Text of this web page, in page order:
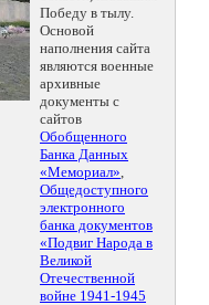
Победу в тылу.
Основой
наполнения сайта
являются военные
архивные
документы с
сайтов
Обобщенного
Банка Данных
«Мемориал»,
Общедоступного
электронного
банка документов
«Подвиг Народа в
Великой
Отечественной
войне 1941-1945